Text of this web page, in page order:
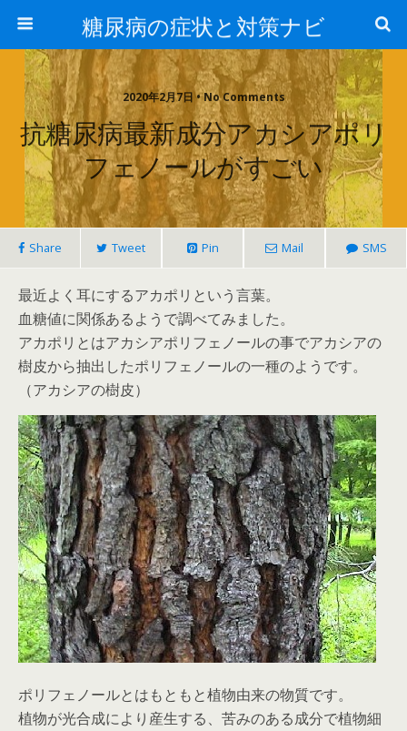
糖尿病の症状と対策ナビ
2020年2月7日 • No Comments
抗糖尿病最新成分アカシアポリ
フェノールがすごい
Share Tweet Pin Mail SMS
最近よく耳にするアカポリという言葉。
血糖値に関係あるようで調べてみました。
アカポリとはアカシアポリフェノールの事でアカシアの
樹皮から抽出したポリフェノールの一種のようです。
（アカシアの樹皮）
ポリフェノールとはもともと植物由来の物質です。
植物が光合成により産生する、苦みのある成分で植物細